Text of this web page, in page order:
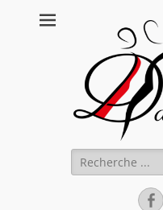
Rechercher :